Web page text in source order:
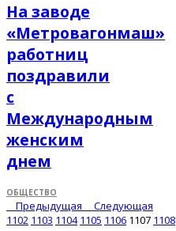
На заводе
«Метровагонмаш»
работниц
поздравили
с
Международным
женским
днем
ОБЩЕСТВО
Предыдущая
Следующая
1102 1103 1104 1105 1106 1107 1108